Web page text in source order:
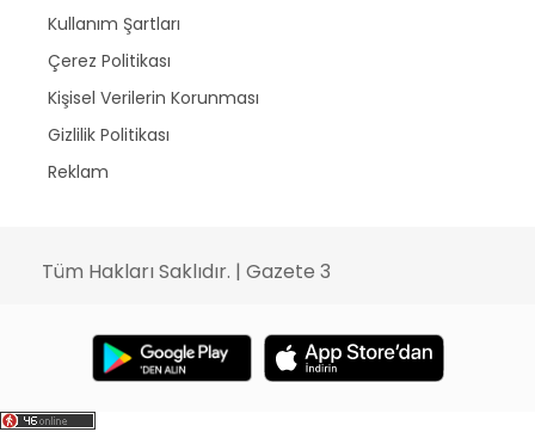
Kullanım Şartları
Çerez Politikası
Kişisel Verilerin Korunması
Gizlilik Politikası
Reklam
Tüm Hakları Saklıdır. | Gazete 3